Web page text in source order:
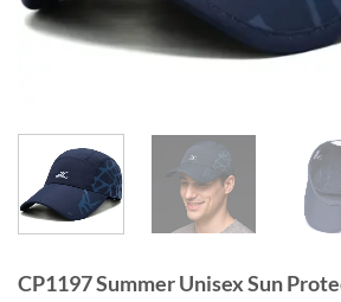
CP1197 Summer Unisex Sun